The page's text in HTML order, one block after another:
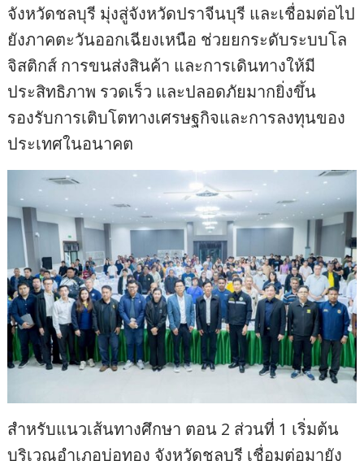
จังหวัดชลบุรี มุ่งสู่จังหวัดปราจีนบุรี และเชื่อมต่อไป
ยังภาคตะวันออกเฉียงเหนือ ช่วยยกระดับระบบโล
จิสติกส์ การขนส่งสินค้า และการเดินทางให้มี
ประสิทธิภาพ รวดเร็ว และปลอดภัยมากยิ่งขึ้น
รองรับการเติบโตทางเศรษฐกิจและการลงทุนของ
ประเทศในอนาคต
สำหรับแนวเส้นทางศึกษา ตอน 2 ส่วนที่ 1 เริ่มต้น
บริเวณอำเภอบ่อทอง จังหวัดชลบุรี เชื่อมต่อมายัง